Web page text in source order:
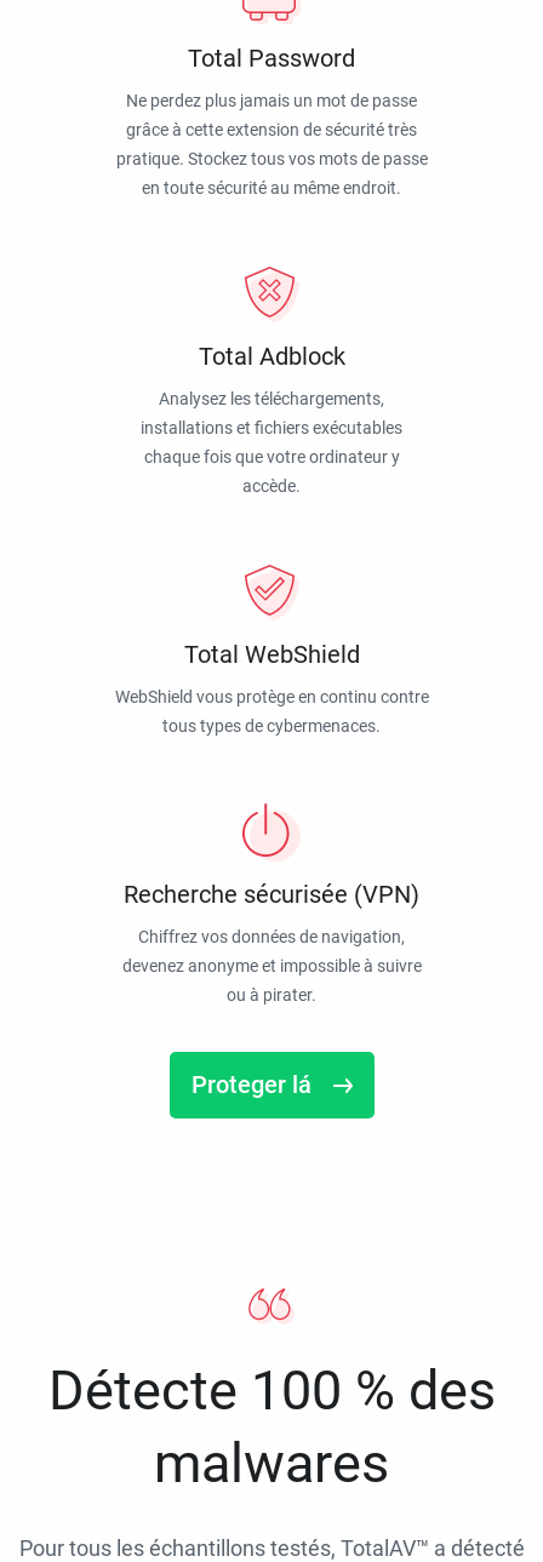
Total Password
Ne perdez plus jamais un mot de passe
grâce à cette extension de sécurité très
pratique. Stockez tous vos mots de passe
en toute sécurité au même endroit.
Total Adblock
Analysez les téléchargements,
installations et fichiers exécutables
chaque fois que votre ordinateur y
accède.
Total WebShield
WebShield vous protège en continu contre
tous types de cybermenaces.
Recherche sécurisée (VPN)
Chiffrez vos données de navigation,
devenez anonyme et impossible à suivre
ou à pirater.
Proteger lá
Détecte 100 % des
malwares
Pour tous les échantillons testés, TotalAV™ a détecté